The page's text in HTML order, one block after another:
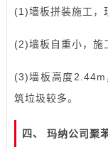
(1)墙板拼装施工，
(2)墙板自重小，施
(3)墙板高度2.44m
筑垃圾较多。
四、 玛纳公司聚